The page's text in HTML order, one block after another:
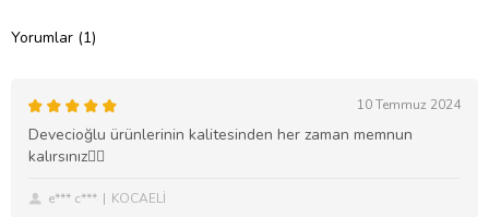
Yorumlar (1)
10 Temmuz 2024
Devecioğlu ürünlerinin kalitesinden her zaman memnun
kalırsınız👍🏼
e*** c*** KOCAELİ